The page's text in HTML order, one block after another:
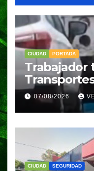
CIUDAD PORTADA
Trabajador
aplastado
Puebla
07/08/2026
CIUDAD SEGURIDAD